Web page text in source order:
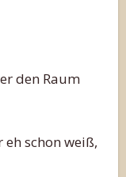
den Raum
schon weiß,